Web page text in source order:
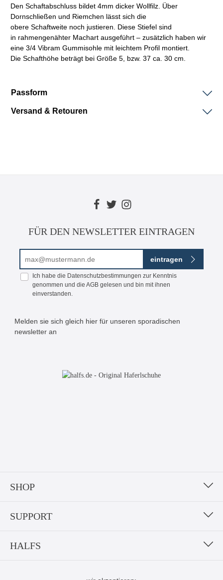
Den Schaftabschluss bildet 4mm dicker Wollfilz. Über
Dornschließen und Riemchen lässt sich die
obere Schaftweite noch justieren. Diese Stiefel sind
in rahmengenähter Machart ausgeführt – zusätzlich haben wir
eine 3/4 Vibram Gummisohle mit leichtem Profil montiert.
Die Schafthöhe beträgt bei Größe 5, bzw. 37 ca. 30 cm.
Passform
Versand & Retouren
FÜR DEN NEWSLETTER EINTRAGEN
eintragen
Ich habe die Datenschutzbestimmungen zur Kenntnis
genommen und die AGB gelesen und bin mit ihnen
einverstanden.
Melden sie sich gleich hier für unseren sporadischen
newsletter an
SHOP
SUPPORT
HALFS